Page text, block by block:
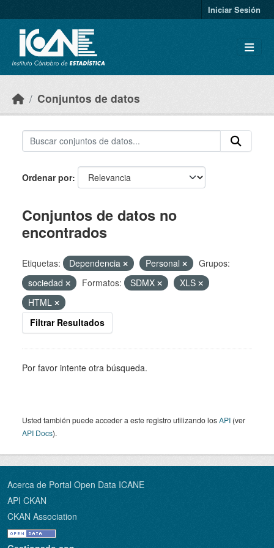
Iniciar Sesión
Conjuntos de datos
Ordenar por
Conjuntos de datos no
encontrados
Etiquetas: Dependencia Personal
Grupos:
sociedad
Formatos: SDMX
XLS
HTML
Filtrar Resultados
Por favor intente otra búsqueda.
Usted también puede acceder a este registro utilizando losAPI (ver
API Docs).
Acerca de Portal Open Data ICANE
API CKAN
CKAN Association